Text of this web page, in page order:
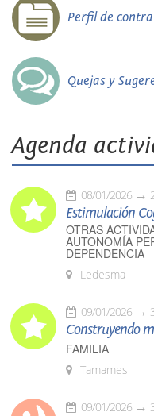
Perfil de
Quejas y
Agenda
08/01/2026
Estimulación
OTRAS
AUTONOMÍA
DEPENDENCIA
Ledesma
09/01/2026
Construyendo
FAMILIA
Tamames
09/01/2026